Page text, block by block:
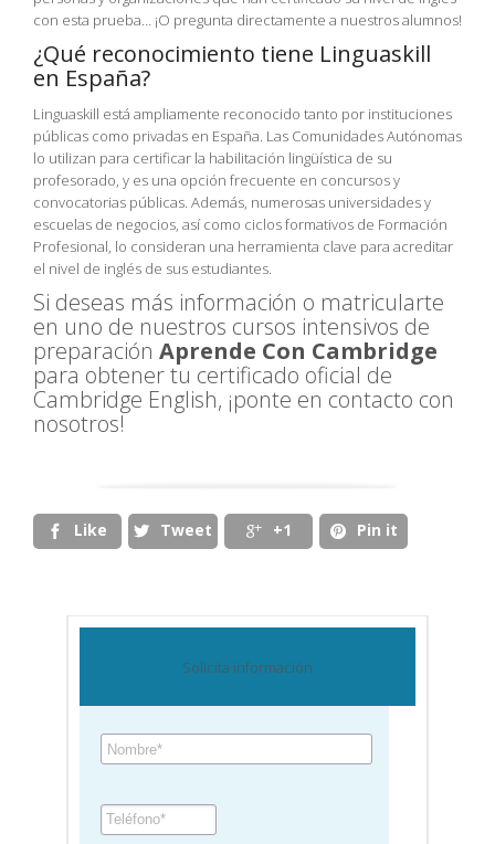
con esta prueba… ¡O pregunta directamente a nuestros alumnos!
¿Qué reconocimiento tiene Linguaskill
en España?
Linguaskill está ampliamente reconocido tanto por instituciones
públicas como privadas en España. Las Comunidades Autónomas
lo utilizan para certificar la habilitación lingüística de su
profesorado, y es una opción frecuente en concursos y
convocatorias públicas. Además, numerosas universidades y
escuelas de negocios, así como ciclos formativos de Formación
Profesional, lo consideran una herramienta clave para acreditar
el nivel de inglés de sus estudiantes.
Si deseas más información o matricularte
en uno de nuestros cursos intensivos de
preparación Aprende Con Cambridge
para obtener tu certificado oficial de
Cambridge English, ¡ponte en contacto con
nosotros!
 Like  Tweet  +1  Pin it
Solicita información